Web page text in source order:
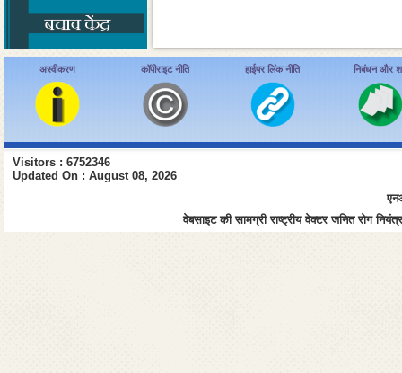
अस्वीकरण कॉपीराइट नीति हाईपर लिंक नीति निबंधन और
Visitors : 6752346
Updated On : August 08, 2026
वेबसाइट की सामग्री राष्ट्रीय वेक्टर जनित रोग